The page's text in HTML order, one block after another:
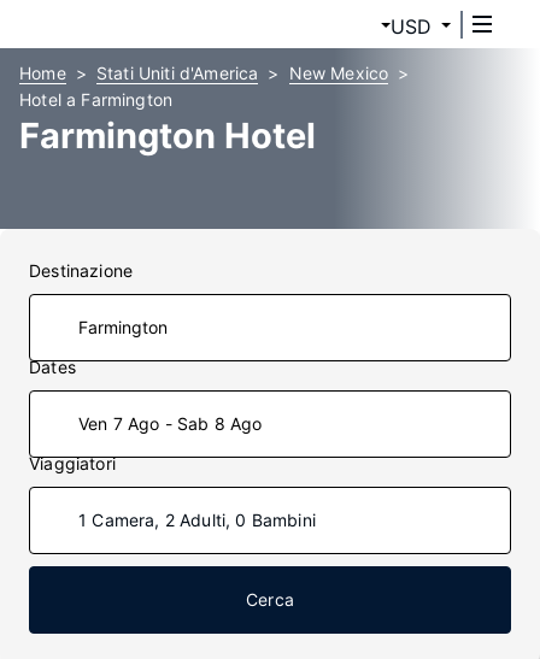
USD
Home Stati Uniti d'America
New Mexico
Hotel a Farmington
Farmington Hotel
Destinazione
Dates
Ven 7 Ago - Sab 8 Ago
Viaggiatori
1 Camera, 2 Adulti, 0 Bambini
Cerca